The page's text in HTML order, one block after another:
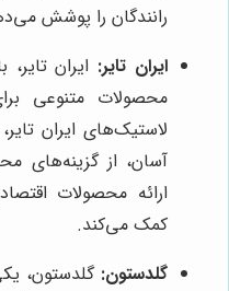
رانندگان را پوشش
ایران تایر: ایران
محصولات متنوعی
لاستیک‌های ایران
آسان، از گزینه‌های
ارائه محصولات
کمک می‌کند.
گلدستون: گلدستون،